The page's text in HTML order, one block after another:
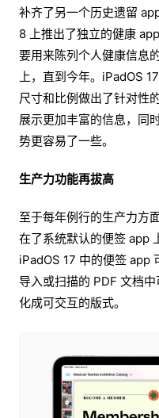
补齐了另一个历史遗留
8 上推出了独立的健康
要用来陈列个人健康信息
上，直到今年。iPadOS
尺寸和比例做出了针对性
展示更加丰富的信息，同
势更容易了一些。
生产力功能再拔高
至于每年例行的生产力方
在了系统默认的便签 app
iPadOS 17 中的便签 app
导入或扫描的 PDF 文档
化成可交互的版式。